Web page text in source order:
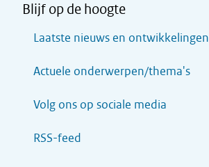
Blijf op de hoogte
Laatste nieuws en ontwikkelingen
Actuele onderwerpen/thema's
Volg ons op sociale media
RSS-feed